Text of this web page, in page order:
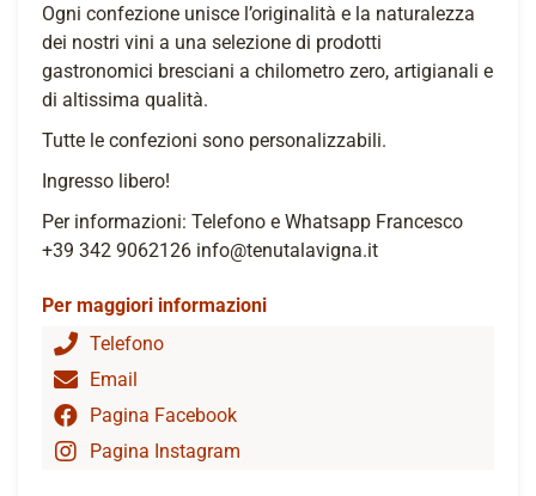
Ogni confezione unisce l’originalità e la naturalezza
dei nostri vini a una selezione di prodotti
gastronomici bresciani a chilometro zero, artigianali e
di altissima qualità.
Tutte le confezioni sono personalizzabili.
Ingresso libero!
Per informazioni: Telefono e Whatsapp Francesco
+39 342 9062126 info@tenutalavigna.it
Per maggiori informazioni
Telefono
Email
Pagina Facebook
Pagina Instagram